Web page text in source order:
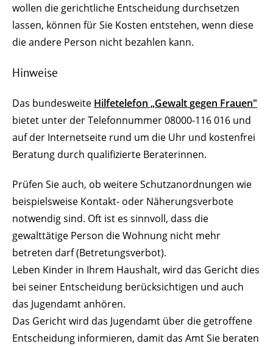
wollen die gerichtliche Entscheidung durchsetzen
lassen, können für Sie Kosten entstehen, wenn diese
die andere Person nicht bezahlen kann.
Hinweise
Das bundesweite Hilfetelefon „Gewalt gegen Frauen"
bietet unter der Telefonnummer 08000-116 016 und
auf der Internetseite rund um die Uhr und kostenfrei
Beratung durch qualifizierte Beraterinnen.
Prüfen Sie auch, ob weitere Schutzanordnungen wie
beispielsweise Kontakt- oder Näherungsverbote
notwendig sind. Oft ist es sinnvoll, dass die
gewalttätige Person die Wohnung nicht mehr
betreten darf (Betretungsverbot).
Leben Kinder in Ihrem Haushalt, wird das Gericht dies
bei seiner Entscheidung berücksichtigen und auch
das Jugendamt anhören.
Das Gericht wird das Jugendamt über die getroffene
Entscheidung informieren, damit das Amt Sie beraten